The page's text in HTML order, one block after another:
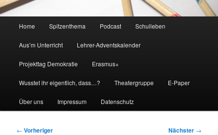
Home Spitzenthema Podcast Schulleben
Aus’m Unterricht Lehrer-Adventskalender
Projekttag Demokratie Erasmus+
Wusstet ihr eigentlich, dass…? Theatergruppe E-Paper
Über uns Impressum Datenschutz
Beitragsnavigation
← Vorheriger Nächster →